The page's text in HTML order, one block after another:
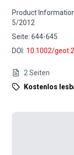
Product
5/2012
Seite: 644-645
DOI : 10.1002/
2 Seiten
Kostenlos